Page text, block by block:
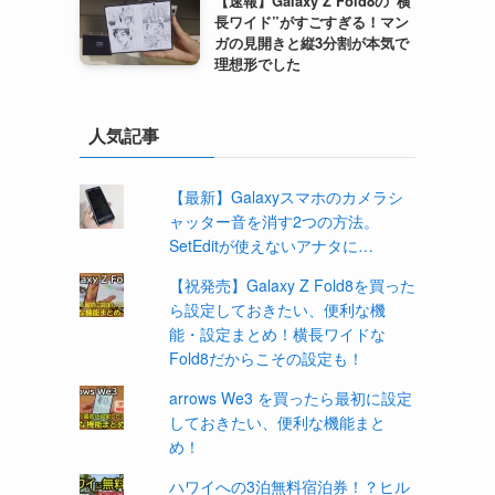
長ワイド”がすごすぎる！マン
ガの見開きと縦3分割が本気で
理想形でした
人気記事
【最新】Galaxyスマホのカメラシ
ャッター音を消す2つの方法。
SetEditが使えないアナタに…
【祝発売】Galaxy Z Fold8を買った
ら設定しておきたい、便利な機
能・設定まとめ！横長ワイドな
Fold8だからこその設定も！
arrows We3 を買ったら最初に設定
しておきたい、便利な機能まと
め！
ハワイへの3泊無料宿泊券！？ヒル